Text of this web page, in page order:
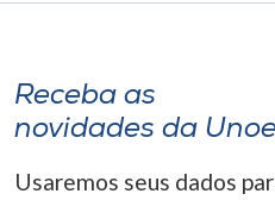
Receba as
novidades da
Usaremos seus dados